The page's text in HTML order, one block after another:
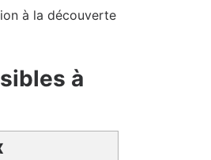
à la découverte
à